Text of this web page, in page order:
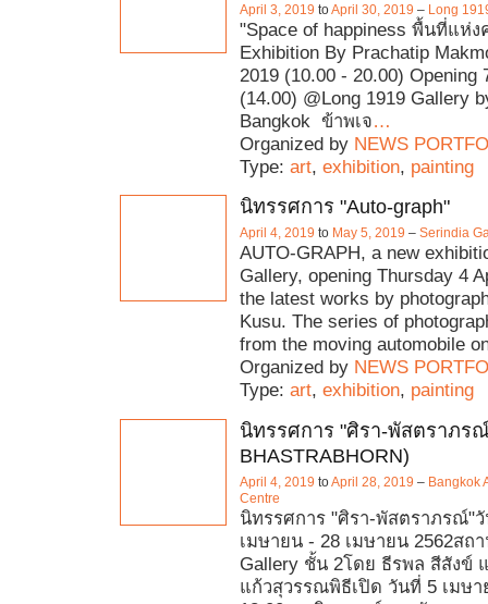
April 3, 2019 toApril 30, 2019 – Long
"Space of happiness พื้นที่แห่
Exhibition By Prachatip
2019 (10.00 - 20.00) Opening
(14.00) @Long 1919 Gallery
Bangkok ข้าพเจ…
Organized by NEWS
Type: art, exhibition, painting
นิทรรศการ "Auto-graph"
April 4, 2019 to May 5, 2019 – Serindia
AUTO-GRAPH, a new
Gallery, opening Thursday 4
the latest works by
Kusu. The series of
from the moving automobile
Organized by NEWS
Type: art, exhibition, painting
นิทรรศการ "ศิรา-พัสตราภร
BHASTRABHORN)
April 4, 2019 toApril 28, 2019 – Bangkok
Centre
นิทรรศการ "ศิรา-พัสตราภรณ์"
เมษายน - 28 เมษายน 2562สถา
Gallery ชั้น 2โดย ธีรพล สีสังข์
แก้วสุวรรณพิธีเปิด วันที่ 5 เมษา